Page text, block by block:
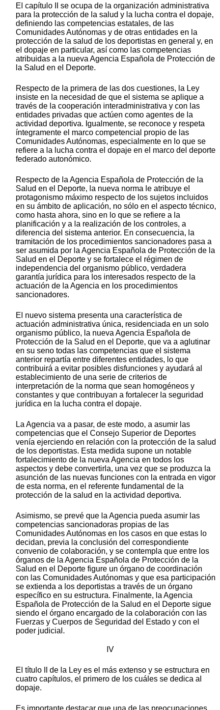
El capítulo II se ocupa de la organización administrativa
para la protección de la salud y la lucha contra el dopaje,
definiendo las competencias estatales, de las
Comunidades Autónomas y de otras entidades en la
protección de la salud de los deportistas en general y, en
el dopaje en particular, así como las competencias
atribuidas a la nueva Agencia Española de Protección de
la Salud en el Deporte.
Respecto de la primera de las dos cuestiones, la Ley
insiste en la necesidad de que el sistema se aplique a
través de la cooperación interadministrativa y con las
entidades privadas que actúen como agentes de la
actividad deportiva. Igualmente, se reconoce y respeta
íntegramente el marco competencial propio de las
Comunidades Autónomas, especialmente en lo que se
refiere a la lucha contra el dopaje en el marco del deporte
federado autonómico.
Respecto de la Agencia Española de Protección de la
Salud en el Deporte, la nueva norma le atribuye el
protagonismo máximo respecto de los sujetos incluidos
en su ámbito de aplicación, no sólo en el aspecto técnico,
como hasta ahora, sino en lo que se refiere a la
planificación y a la realización de los controles, a
diferencia del sistema anterior. En consecuencia, la
tramitación de los procedimientos sancionadores pasa a
ser asumida por la Agencia Española de Protección de la
Salud en el Deporte y se fortalece el régimen de
independencia del organismo público, verdadera
garantía jurídica para los interesados respecto de la
actuación de la Agencia en los procedimientos
sancionadores.
El nuevo sistema presenta una característica de
actuación administrativa única, residenciada en un solo
organismo público, la nueva Agencia Española de
Protección de la Salud en el Deporte, que va a aglutinar
en su seno todas las competencias que el sistema
anterior repartía entre diferentes entidades, lo que
contribuirá a evitar posibles disfunciones y ayudará al
establecimiento de una serie de criterios de
interpretación de la norma que sean homogéneos y
constantes y que contribuyan a fortalecer la seguridad
jurídica en la lucha contra el dopaje.
La Agencia va a pasar, de este modo, a asumir las
competencias que el Consejo Superior de Deportes
venía ejerciendo en relación con la protección de la salud
de los deportistas. Esta medida supone un notable
fortalecimiento de la nueva Agencia en todos los
aspectos y debe convertirla, una vez que se produzca la
asunción de las nuevas funciones con la entrada en vigor
de esta norma, en el referente fundamental de la
protección de la salud en la actividad deportiva.
Asimismo, se prevé que la Agencia pueda asumir las
competencias sancionadoras propias de las
Comunidades Autónomas en los casos en que estas lo
decidan, previa la conclusión del correspondiente
convenio de colaboración, y se contempla que entre los
órganos de la Agencia Española de Protección de la
Salud en el Deporte figure un órgano de coordinación
con las Comunidades Autónomas y que esa participación
se extienda a los deportistas a través de un órgano
específico en su estructura. Finalmente, la Agencia
Española de Protección de la Salud en el Deporte sigue
siendo el órgano encargado de la colaboración con las
Fuerzas y Cuerpos de Seguridad del Estado y con el
poder judicial.
IV
El título II de la Ley es el más extenso y se estructura en
cuatro capítulos, el primero de los cuáles se dedica al
dopaje.